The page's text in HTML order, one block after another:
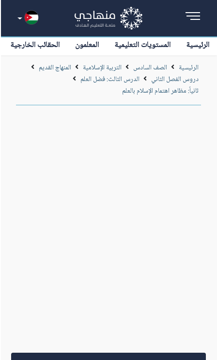
الرئيسية المستويات التعليمية المعلمون الحقائب الخارجية
الرئيسية الصف السادس التربية الإسلامية
المنهاج القديم
دروس الفصل الثاني
الدرس الثالث: فضل العلم
ثانياً: مظاهر اهتمام الإسلام بالعلم